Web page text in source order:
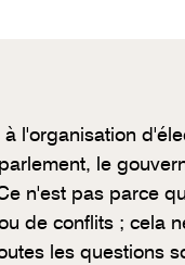
l'organisation
le
n'est pas parce
de conflits ; cela
les questions